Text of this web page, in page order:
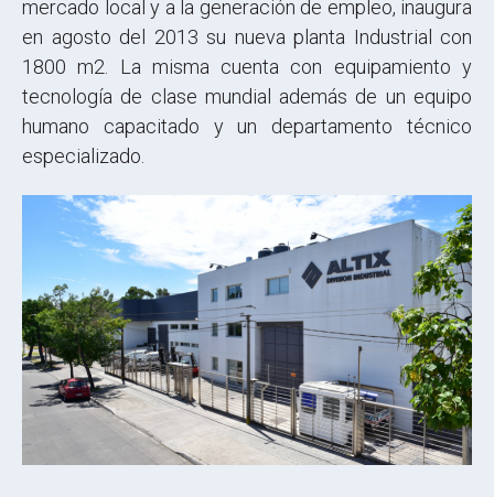
mercado local y a la generación de empleo, inaugura
en agosto del 2013 su nueva planta Industrial con
1800 m2. La misma cuenta con equipamiento y
tecnología de clase mundial además de un equipo
humano capacitado y un departamento técnico
especializado.